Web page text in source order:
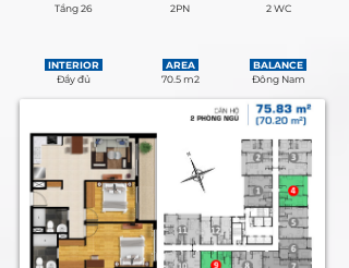
Tầng 26
2PN
2 WC
INTERIOR
Đầy đủ
AREA
70.5 m2
BALANCE
Đông Nam